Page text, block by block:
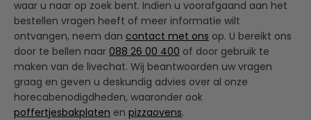
waar u naar op zoek bent. Indien u voorafgaand aan het
bestellen vragen heeft of meer informatie wilt
ontvangen, neem dan contact met ons op. U bereikt ons
door te bellen naar 088 26 00 400 of door gebruik te
maken van de livechat. Wij beantwoorden uw vragen
graag en geven u deskundig advies over al onze
horecabenodigdheden, waaronder ook
poffertjesbakplaten en pizzaovens.